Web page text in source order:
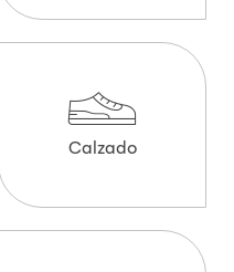
Calzado